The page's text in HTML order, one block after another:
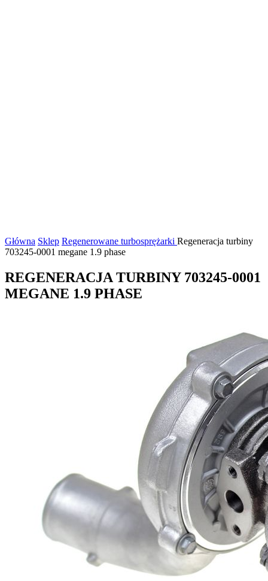
Główna Sklep Regenerowane turbosprężarki Regeneracja turbiny
703245-0001 megane 1.9 phase
REGENERACJA TURBINY 703245-0001
MEGANE 1.9 PHASE